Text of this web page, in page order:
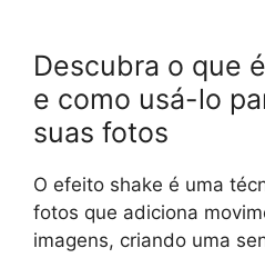
Descubra o que
e como usá-lo
suas fotos
O efeito shake é uma
fotos que adiciona
imagens, criando uma